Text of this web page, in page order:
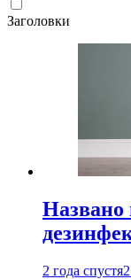
Заголовки
Названо
2 года спустя